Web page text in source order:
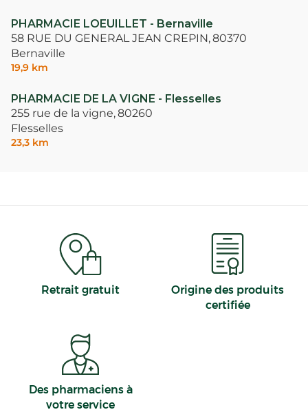
PHARMACIE LOEUILLET - Bernaville
58 RUE DU GENERAL JEAN CREPIN,80370
Bernaville
19,9 km
PHARMACIE DE LA VIGNE - Flesselles
255 rue de la vigne,80260
Flesselles
23,3 km
Retrait gratuit
Origine des produits
certifiée
Des pharmaciens à
votre service